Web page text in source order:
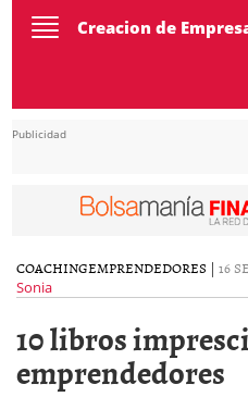
ToggleCreacion de
Publicidad
COACHINGEMPRENDEDORES | 16
Sonia
10 libros
emprendedores